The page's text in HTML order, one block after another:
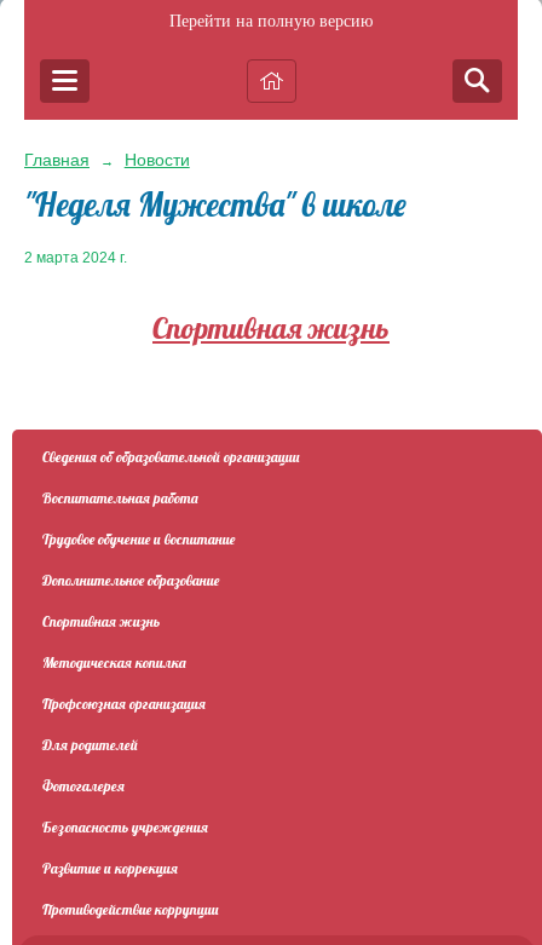
Перейти на полную версию
Главная → Новости
"Неделя Мужества" в школе
2 марта 2024 г.
Спортивная жизнь
Сведения об образовательной организации
Воспитательная работа
Трудовое обучение и воспитание
Дополнительное образование
Спортивная жизнь
Методическая копилка
Профсоюзная организация
Для родителей
Фотогалерея
Безопасность учреждения
Развитие и коррекция
Противодействие коррупции